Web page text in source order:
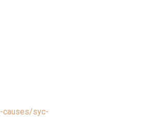
causes/syc-